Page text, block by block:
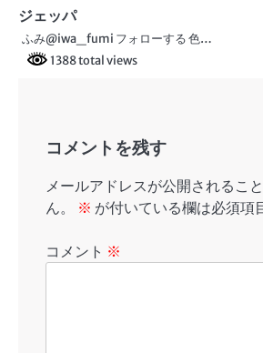
ン
ジェッパ
ふみ@iwa_fumi フォローする 色…
1388 total views
コメントを残す
メールアドレスが公開されるこ
ん。
※ が付いている欄は必須項
コメント ※